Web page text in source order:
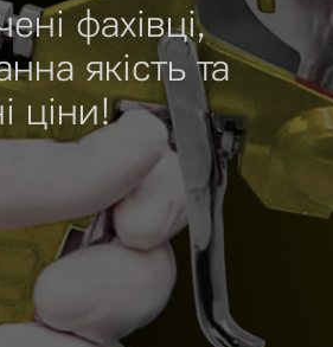
фахівці,
якість та
ціни!